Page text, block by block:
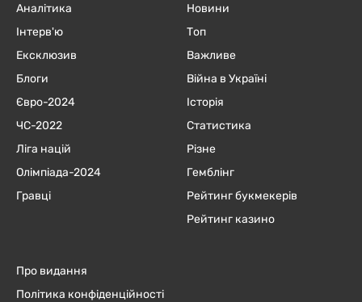
Аналітика
Інтерв'ю
Ексклюзив
Блоги
Євро-2024
ЧC-2022
Ліга націй
Олімпіада-2024
Гравці
Новини
Топ
Важливе
Війна в Україні
Історія
Статистика
Різне
Гемблінг
Рейтинг букмекерів
Рейтинг казино
Про видання
Політика конфіденційності